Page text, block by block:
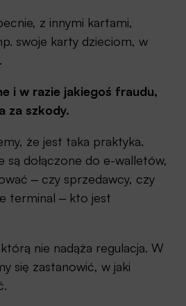
z innymi kartami,
swoje karty dzieciom, w
i w razie jakiegoś fraudu,
za szkody.
że jest taka praktyka.
są dołączone do e-walletów,
‒ czy sprzedawcy, czy
terminal ‒ kto jest
nie nadąża regulacja. W
się zastanowić, w jaki